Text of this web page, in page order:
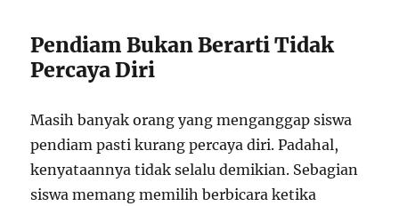
Pendiam Bukan Berarti Tidak
Percaya Diri
Masih banyak orang yang menganggap siswa
pendiam pasti kurang percaya diri. Padahal,
kenyataannya tidak selalu demikian. Sebagian
siswa memang memilih berbicara ketika